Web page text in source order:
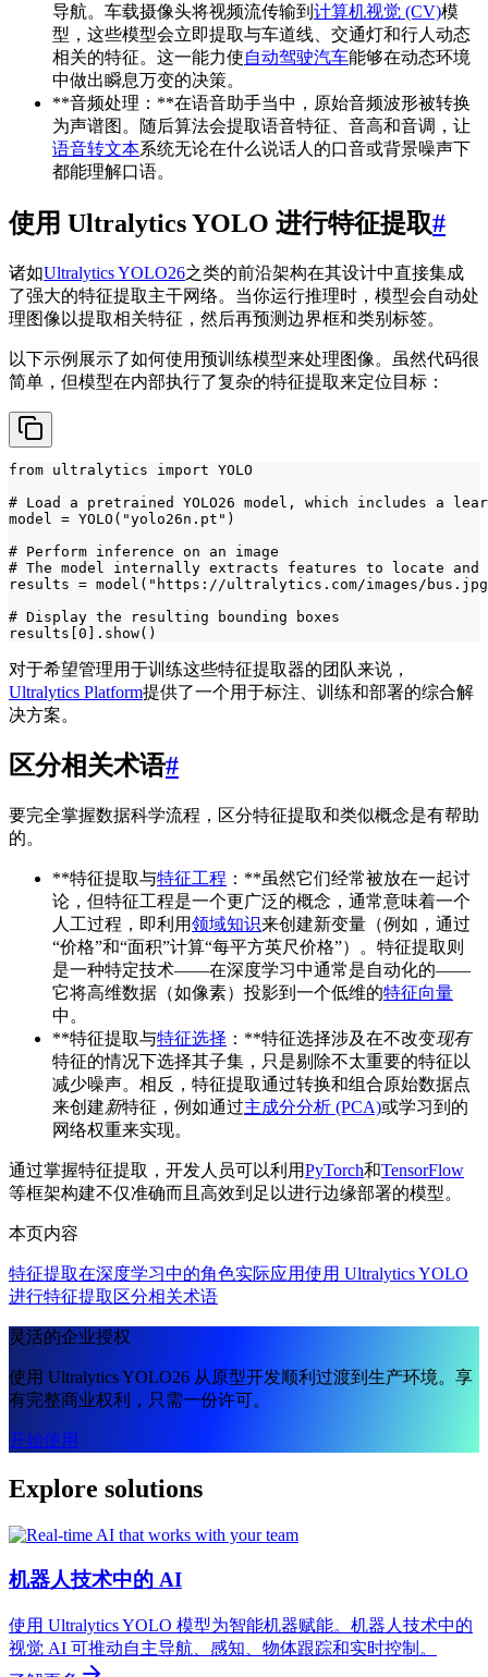
导航。车载摄像头将视频流传输到 计算机视觉 (CV)模
型，这些模型会立即提取与车道线、交通灯和行人动态
相关的特征。这一能力使自动驾驶汽车能够在动态环境
中做出瞬息万变的决策。
**音频处理：**在语音助手当中，原始音频波形被转换
为声谱图。随后算法会提取语音特征、音高和音调，让
语音转文本系统无论在什么说话人的口音或背景噪声下
都能理解口语。
使用 Ultralytics YOLO 进行特征提取#
诸如Ultralytics YOLO26之类的前沿架构在其设计中直接集成
了强大的特征提取主干网络。当你运行推理时，模型会自动处
理图像以提取相关特征，然后再预测边界框和类别标签。
以下示例展示了如何使用预训练模型来处理图像。虽然代码很
简单，但模型在内部执行了复杂的特征提取来定位目标：
from ultralytics import YOLO
# Load a pretrained YOLO26 model, which includes a
model = YOLO("yolo26n.pt")
# Perform inference on an image
# The model internally extracts features to locate
results = model("https://ultralytics.com/images/
# Display the resulting bounding boxes
results[0].show()
对于希望管理用于训练这些特征提取器的团队来说，
Ultralytics Platform提供了一个用于标注、训练和部署的综合解
决方案。
区分相关术语#
要完全掌握数据科学流程，区分特征提取和类似概念是有帮助
的。
**特征提取与特征工程 ：**虽然它们经常被放在一起讨
论，但特征工程是一个更广泛的概念，通常意味着一个
人工过程，即利用领域知识来创建新变量（例如，通过
“价格”和“面积”计算“每平方英尺价格”）。特征提取则
是一种特定技术——在深度学习中通常是自动化的——
它将高维数据（如像素）投影到一个低维的特征向量
中。
**特征提取与特征选择 ：**特征选择涉及在不改变现有
特征的情况下选择其子集，只是剔除不太重要的特征以
减少噪声。相反，特征提取通过转换和组合原始数据点
来创建新特征，例如通过主成分分析 (PCA)或学习到的
网络权重来实现。
通过掌握特征提取，开发人员可以利用PyTorch和TensorFlow
等框架构建不仅准确而且高效到足以进行边缘部署的模型。
本页内容
特征提取在深度学习中的角色实际应用使用 Ultralytics YOLO
进行特征提取 区分相关术语
灵活的企业授权
使用 Ultralytics YOLO26 从原型开发顺利过渡到生产环境。享
有完整商业权利，只需一份许可。
开始使用
Explore solutions
机器人技术中的 AI
使用 Ultralytics YOLO 模型为智能机器赋能。机器人技术中的
视觉 AI 可推动自主导航、感知、物体跟踪和实时控制。